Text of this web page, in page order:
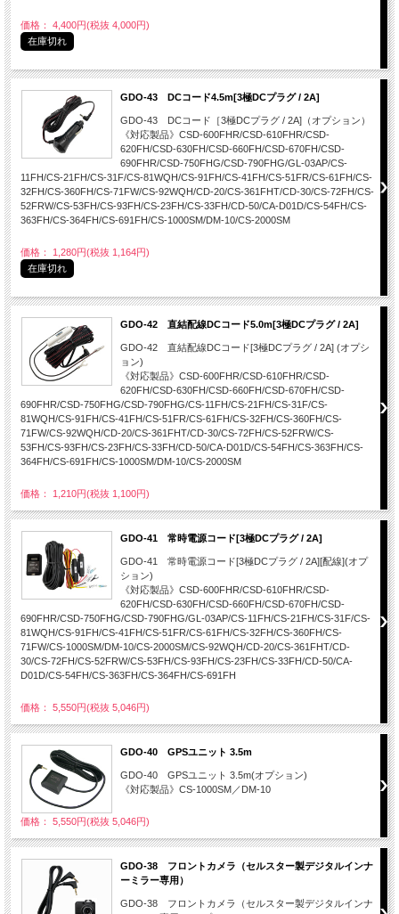
価格： 4,400円(税抜 4,000円)
在庫切れ
GDO-43 DCコード4.5m[3極DCプラグ / 2A]
GDO-43 DCコード［3極DCプラグ / 2A]（オプション）
《対応製品》CSD-600FHR/CSD-610FHR/CSD-
620FH/CSD-630FH/CSD-660FH/CSD-670FH/CSD-
690FHR/CSD-750FHG/CSD-790FHG/GL-03AP/CS-
11FH/CS-21FH/CS-31F/CS-81WQH/CS-91FH/CS-41FH/CS-51FR/CS-61FH/CS-
32FH/CS-360FH/CS-71FW/CS-92WQH/CD-20/CS-361FHT/CD-30/CS-72FH/CS-
52FRW/CS-53FH/CS-93FH/CS-23FH/CS-33FH/CD-50/CA-D01D/CS-54FH/CS-
363FH/CS-364FH/CS-691FH/CS-1000SM/DM-10/CS-2000SM
価格： 1,280円(税抜 1,164円)
在庫切れ
GDO-42 直結配線DCコード5.0m[3極DCプラグ / 2A]
GDO-42 直結配線DCコード[3極DCプラグ / 2A] (オプシ
ョン)
《対応製品》CSD-600FHR/CSD-610FHR/CSD-
620FH/CSD-630FH/CSD-660FH/CSD-670FH/CSD-
690FHR/CSD-750FHG/CSD-790FHG/CS-11FH/CS-21FH/CS-31F/CS-
81WQH/CS-91FH/CS-41FH/CS-51FR/CS-61FH/CS-32FH/CS-360FH/CS-
71FW/CS-92WQH/CD-20/CS-361FHT/CD-30/CS-72FH/CS-52FRW/CS-
53FH/CS-93FH/CS-23FH/CS-33FH/CD-50/CA-D01D/CS-54FH/CS-363FH/CS-
364FH/CS-691FH/CS-1000SM/DM-10/CS-2000SM
価格： 1,210円(税抜 1,100円)
GDO-41 常時電源コード[3極DCプラグ / 2A]
GDO-41 常時電源コード[3極DCプラグ / 2A][配線](オプ
ション)
《対応製品》CSD-600FHR/CSD-610FHR/CSD-
620FH/CSD-630FH/CSD-660FH/CSD-670FH/CSD-
690FHR/CSD-750FHG/CSD-790FHG/GL-03AP/CS-11FH/CS-21FH/CS-31F/CS-
81WQH/CS-91FH/CS-41FH/CS-51FR/CS-61FH/CS-32FH/CS-360FH/CS-
71FW/CS-1000SM/DM-10/CS-2000SM/CS-92WQH/CD-20/CS-361FHT/CD-
30/CS-72FH/CS-52FRW/CS-53FH/CS-93FH/CS-23FH/CS-33FH/CD-50/CA-
D01D/CS-54FH/CS-363FH/CS-364FH/CS-691FH
価格： 5,550円(税抜 5,046円)
GDO-40 GPSユニット 3.5m
GDO-40 GPSユニット 3.5m(オプション)
《対応製品》CS-1000SM／DM-10
価格： 5,550円(税抜 5,046円)
GDO-38 フロントカメラ（セルスター製デジタルインナ
ーミラー専用）
GDO-38 フロントカメラ（セルスター製デジタルインナ